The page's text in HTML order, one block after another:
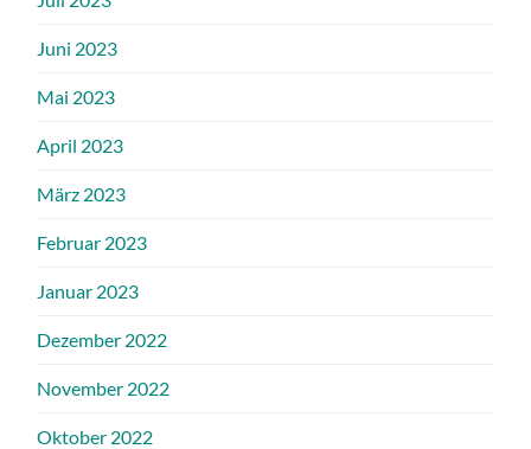
Juni 2023
Mai 2023
April 2023
März 2023
Februar 2023
Januar 2023
Dezember 2022
November 2022
Oktober 2022